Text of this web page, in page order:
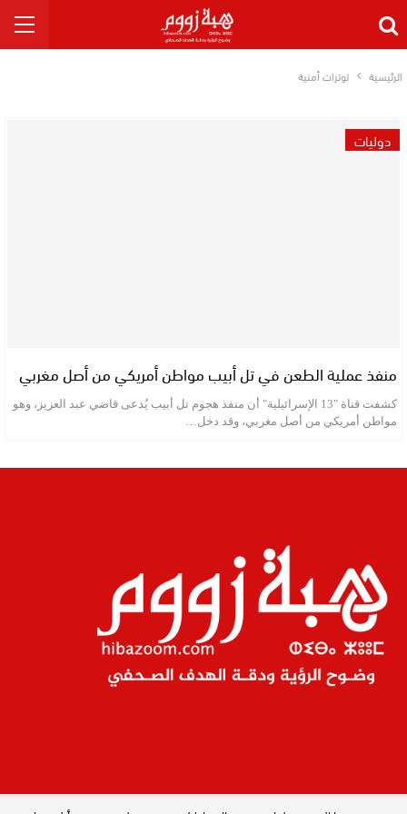
الرئيسية توترات أمنية
دوليات
منفذ عملية الطعن في تل أبيب مواطن أمريكي من أصل مغربي
كشفت قناة "13 الإسرائيلية" أن منفذ هجوم تل أبيب يُدعى قاضي عبد العزيز، وهو
مواطن أمريكي من أصل مغربي، وقد دخل…